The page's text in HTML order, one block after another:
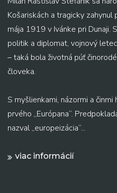
Košariskách a tragicky
mája 1919 v Ivánke pri Dunaji.
politik a diplomat, vojnový
– taká bola životná púť
človeka.
S myšlienkami, názormi a
prvého „Európana“.
nazval „europeizácia“...
viac informácií